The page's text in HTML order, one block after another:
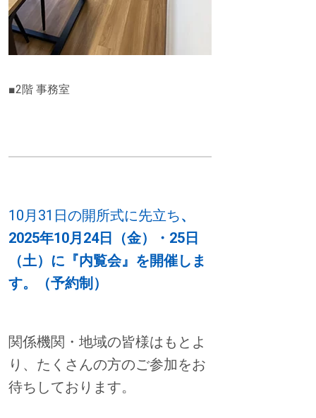
■2階 事務室
10月31日の開所式に先立ち、
2025年10月24日（金）・25日
（土）に『内覧会』を開催しま
す。（予約制）
関係機関・地域の皆様はもとよ
り、たくさんの方のご参加をお
待ちしております。